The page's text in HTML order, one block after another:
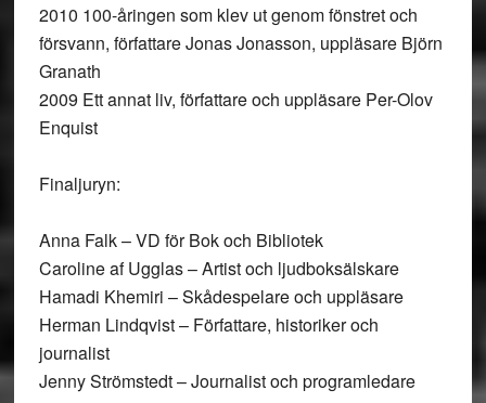
2010 100-åringen som klev ut genom fönstret och
försvann, författare Jonas Jonasson, uppläsare Björn
Granath
2009 Ett annat liv, författare och uppläsare Per-Olov
Enquist
Finaljuryn:
Anna Falk – VD för Bok och Bibliotek
Caroline af Ugglas – Artist och ljudboksälskare
Hamadi Khemiri – Skådespelare och uppläsare
Herman Lindqvist – Författare, historiker och
journalist
Jenny Strömstedt – Journalist och programledare